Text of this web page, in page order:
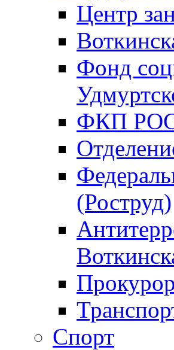
Центр
Фонд
ФКП
(Роструд)
Спорт